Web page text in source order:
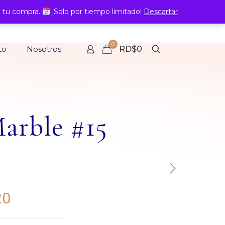
Nosotros 0 RD$0
#15
tu compra. ¡Solo por tiempo limitado! Descartar